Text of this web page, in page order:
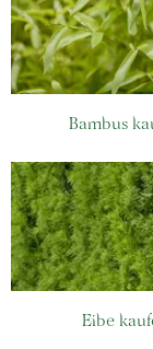
Bambus
Eibe